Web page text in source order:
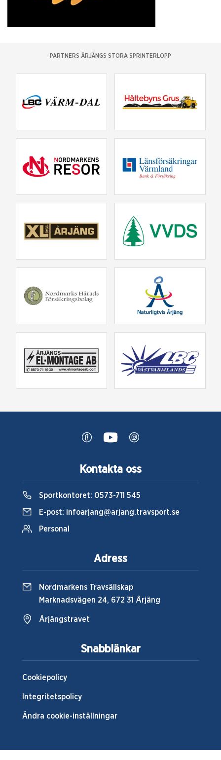
PARTNERS ÅRJÄNGS STORA SPRINTERLOPP
Snabblänkar
Cookiepolicy
Integritetspolicy
Ändra cookie-inställningar
Kontakta oss
Sportkontoret: 0573-711 545
E-post: infoarjang@arjang.travsport.se
Personal
Adress
Nordmarkens Travsällskap
Marknadsvägen 24, 672 31 Årjäng
Årjängstravet